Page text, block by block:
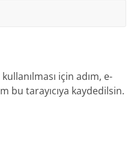
için adım, e-
bu tarayıcıya kaydedilsin.